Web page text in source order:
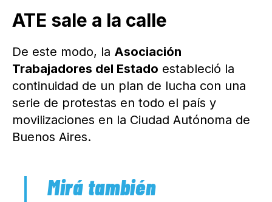
ATE sale a la calle
De este modo, la Asociación
Trabajadores del Estado estableció la
continuidad de un plan de lucha con una
serie de protestas en todo el país y
movilizaciones en la Ciudad Autónoma de
Buenos Aires.